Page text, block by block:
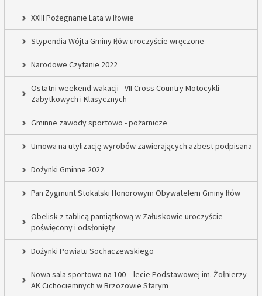
XXIII Pożegnanie Lata w Iłowie
Stypendia Wójta Gminy Iłów uroczyście wręczone
Narodowe Czytanie 2022
Ostatni weekend wakacji - VII Cross Country Motocykli
Zabytkowych i Klasycznych
Gminne zawody sportowo - pożarnicze
Umowa na utylizację wyrobów zawierających azbest podpisana
Dożynki Gminne 2022
Pan Zygmunt Stokalski Honorowym Obywatelem Gminy Iłów
Obelisk z tablicą pamiątkową w Załuskowie uroczyście
poświęcony i odsłonięty
Dożynki Powiatu Sochaczewskiego
Nowa sala sportowa na 100 – lecie Podstawowej im. Żołnierzy
AK Cichociemnych w Brzozowie Starym